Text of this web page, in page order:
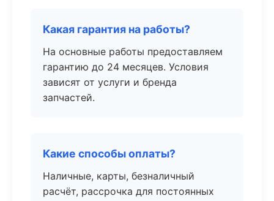
Какая гарантия на работы?
На основные работы предоставляем
гарантию до 24 месяцев. Условия
зависят от услуги и бренда
запчастей.
Какие способы оплаты?
Наличные, карты, безналичный
расчёт, рассрочка для постоянных